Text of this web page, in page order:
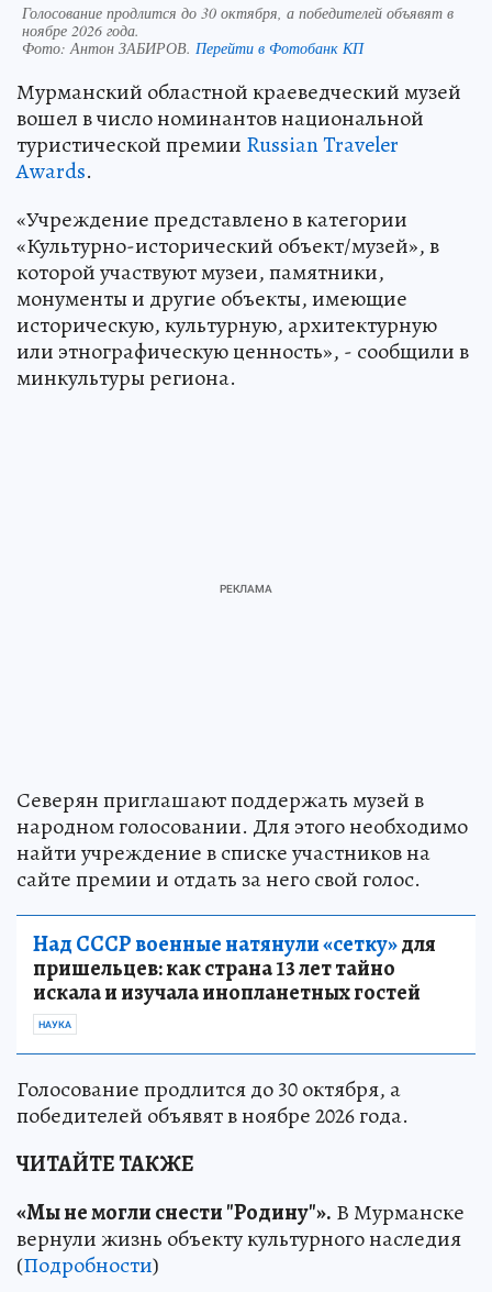
Голосование продлится до 30 октября, а победителей объявят в
ноябре 2026 года.
Фото: Антон ЗАБИРОВ. Перейти в Фотобанк КП
Мурманский областной краеведческий музей
вошел в число номинантов национальной
туристической премии Russian Traveler
Awards.
«Учреждение представлено в категории
«Культурно-исторический объект/музей», в
которой участвуют музеи, памятники,
монументы и другие объекты, имеющие
историческую, культурную, архитектурную
или этнографическую ценность», - сообщили в
минкультуры региона.
Северян приглашают поддержать музей в
народном голосовании. Для этого необходимо
найти учреждение в списке участников на
сайте премии и отдать за него свой голос.
Над СССР военные натянули «сетку»для
пришельцев: как страна 13 лет тайно
искала и изучала инопланетных гостей
НАУКА
Голосование продлится до 30 октября, а
победителей объявят в ноябре 2026 года.
ЧИТАЙТЕ ТАКЖЕ
«Мы не могли снести "Родину"». В Мурманске
вернули жизнь объекту культурного наследия
(Подробности)